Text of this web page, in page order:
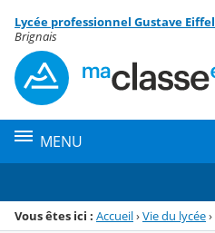
Menu de la rubrique
Contenu
Lycée professionnel Gustave Eiffel
Brignais
MENU
Vous êtes ici : Accueil›Vie du lycée›